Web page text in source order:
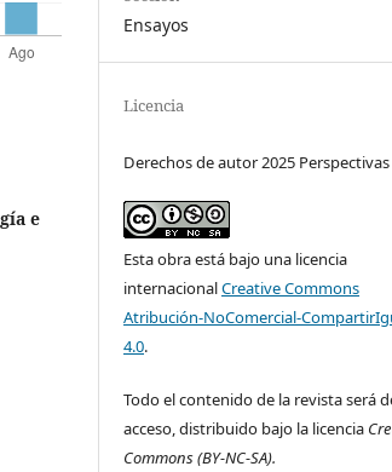
e
Ensayos
Licencia
Derechos de autor 2025 Perspectivas
Esta obra está bajo una licencia
internacionalCreative Commons
Atribución-NoComercial-
4.0.
Todo el contenido de la revista será
acceso, distribuido bajo la licencia
Commons(BY-NC-SA).